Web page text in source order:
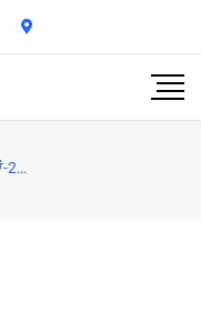
‘ਲੋਕ ਸਭਾ ਚੋਣਾਂ-2024‘ ਪਟਿਆਲਾ ਜਿਲ੍ਹੇ ’ਚ ਅਸਲਾ ਜਮ੍ਹਾਂ ਕਰਵਾਉਣ ਦੀ ਤਰੀਕ 22 ਅਪ੍ਰੈਲ ਸ਼ਾਮ 5 ਵਜੇ ਤੱਕ ਵਧਾਈ